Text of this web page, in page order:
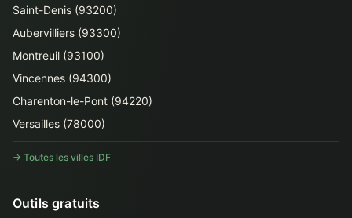
Saint-Denis (93200)
Aubervilliers (93300)
Montreuil (93100)
Vincennes (94300)
Charenton-le-Pont (94220)
Versailles (78000)
→ Toutes les villes IDF
Outils gratuits